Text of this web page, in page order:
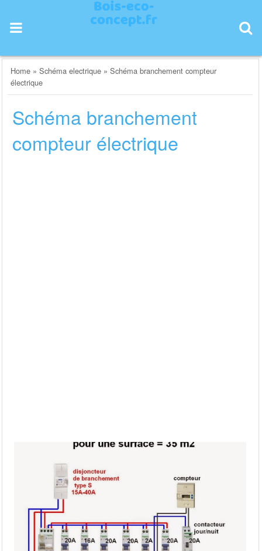
content
Home »Schéma electrique »Schéma branchement compteur
électrique
Schéma branchement
compteur électrique